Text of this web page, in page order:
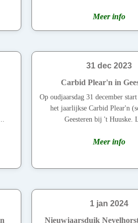
Meer info
31 dec 2023
Carbid Plear'n in
Op oudjaarsdag 31 december
het jaarlijkse Carbid Plear'n
Geesteren bij 't Huuske.
Meer info
1 jan 2024
Nieuwjaarsduik